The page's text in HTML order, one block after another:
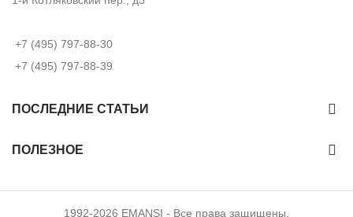
+7 (495) 797-88-30
+7 (495) 797-88-39
ПОСЛЕДНИЕ СТАТЬИ
ПОЛЕЗНОЕ
1992-2026 EMANSI - Все права защищены.